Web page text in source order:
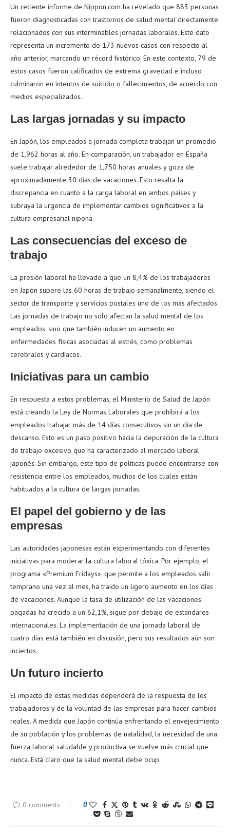
Un reciente informe de Nippon.com ha revelado que 883 personas
fueron diagnosticadas con trastornos de salud mental directamente
relacionados con sus interminables jornadas laborales. Este dato
representa un incremento de 173 nuevos casos con respecto al
año anterior, marcando un récord histórico. En este contexto, 79 de
estos casos fueron calificados de extrema gravedad e incluso
culminaron en intentos de suicidio o fallecimientos, de acuerdo con
medios especializados.
Las largas jornadas y su impacto
En Japón, los empleados a jornada completa trabajan un promedio
de 1,962 horas al año. En comparación, un trabajador en España
suele trabajar alrededor de 1,750 horas anuales y goza de
aproximadamente 30 días de vacaciones. Esto resalta la
discrepancia en cuanto a la carga laboral en ambos países y
subraya la urgencia de implementar cambios significativos a la
cultura empresarial nipona.
Las consecuencias del exceso de
trabajo
La presión laboral ha llevado a que un 8,4% de los trabajadores
en Japón supere las 60 horas de trabajo semanalmente, siendo el
sector de transporte y servicios postales uno de los más afectados.
Las jornadas de trabajo no solo afectan la salud mental de los
empleados, sino que también inducen un aumento en
enfermedades físicas asociadas al estrés, como problemas
cerebrales y cardíacos.
Iniciativas para un cambio
En respuesta a estos problemas, el Ministerio de Salud de Japón
está creando la Ley de Normas Laborales que prohibirá a los
empleados trabajar más de 14 días consecutivos sin un día de
descanso. Esto es un paso positivo hacia la depuración de la cultura
de trabajo excesivo que ha caracterizado al mercado laboral
japonés. Sin embargo, este tipo de políticas puede encontrarse con
resistencia entre los empleados, muchos de los cuales están
habituados a la cultura de largas jornadas.
El papel del gobierno y de las
empresas
Las autoridades japonesas están experimentando con diferentes
iniciativas para moderar la cultura laboral tóxica. Por ejemplo, el
programa «Premium Fridays», que permite a los empleados salir
temprano una vez al mes, ha traído un ligero aumento en los días
de vacaciones. Aunque la tasa de utilización de las vacaciones
pagadas ha crecido a un 62,1%, sigue por debajo de estándares
internacionales. La implementación de una jornada laboral de
cuatro días está también en discusión, pero sus resultados aún son
inciertos.
Un futuro incierto
El impacto de estas medidas dependerá de la respuesta de los
trabajadores y de la voluntad de las empresas para hacer cambios
reales. A medida que Japón continúa enfrentando el envejecimiento
de su población y los problemas de natalidad, la necesidad de una
fuerza laboral saludable y productiva se vuelve más crucial que
nunca. Está claro que la salud mental debe ocup…
0 comments 0